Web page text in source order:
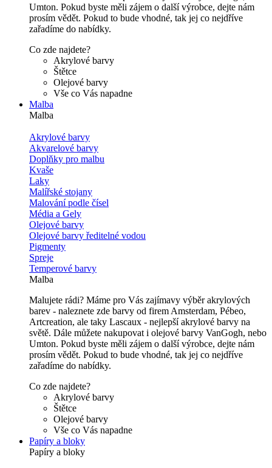
Umton. Pokud byste měli zájem o další výrobce, dejte nám
prosím vědět. Pokud to bude vhodné, tak jej co nejdříve
zařadíme do nabídky.
Co zde najdete?
Akrylové barvy
Štětce
Olejové barvy
Vše co Vás napadne
Malba
Malba
Akrylové barvy
Akvarelové barvy
Doplňky pro malbu
Kvaše
Laky
Malířské stojany
Malování podle čísel
Média a Gely
Olejové barvy
Olejové barvy ředitelné vodou
Pigmenty
Spreje
Temperové barvy
Malba
Malujete rádi? Máme pro Vás zajímavy výběr akrylových
barev - naleznete zde barvy od firem Amsterdam, Pébeo,
Artcreation, ale taky Lascaux - nejlepší akrylové barvy na
světě. Dále můžete nakupovat i olejové barvy VanGogh, nebo
Umton. Pokud byste měli zájem o další výrobce, dejte nám
prosím vědět. Pokud to bude vhodné, tak jej co nejdříve
zařadíme do nabídky.
Co zde najdete?
Akrylové barvy
Štětce
Olejové barvy
Vše co Vás napadne
Papíry a bloky
Papíry a bloky